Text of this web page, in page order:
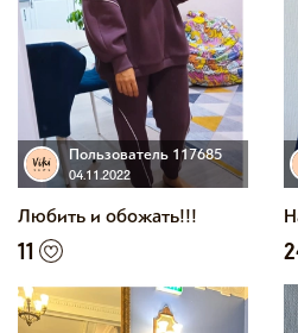
Пользователь 117685
04.11.2022
Любить и обожать!!!
11